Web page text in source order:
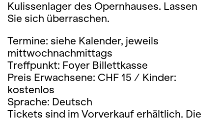
Kulissenlager des Opernhauses. Lassen
Sie sich überraschen.
Termine: siehe Kalender, jeweils
mittwochnachmittags
Treffpunkt: Foyer Billettkasse
Preis Erwachsene: CHF 15 / Kinder:
kostenlos
Sprache: Deutsch
Tickets sind im Vorverkauf erhältlich. Die